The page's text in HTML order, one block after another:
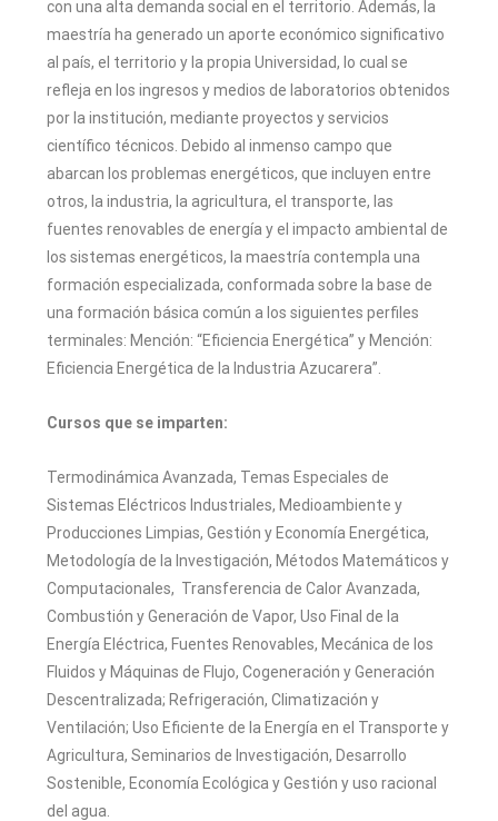
con una alta demanda social en el territorio. Además, la
maestría ha generado un aporte económico significativo
al país, el territorio y la propia Universidad, lo cual se
refleja en los ingresos y medios de laboratorios obtenidos
por la institución, mediante proyectos y servicios
científico técnicos. Debido al inmenso campo que
abarcan los problemas energéticos, que incluyen entre
otros, la industria, la agricultura, el transporte, las
fuentes renovables de energía y el impacto ambiental de
los sistemas energéticos, la maestría contempla una
formación especializada, conformada sobre la base de
una formación básica común a los siguientes perfiles
terminales: Mención: “Eficiencia Energética” y Mención:
Eficiencia Energética de la Industria Azucarera”.
Cursos que se imparten:
Termodinámica Avanzada, Temas Especiales de
Sistemas Eléctricos Industriales, Medioambiente y
Producciones Limpias, Gestión y Economía Energética,
Metodología de la Investigación, Métodos Matemáticos y
Computacionales, Transferencia de Calor Avanzada,
Combustión y Generación de Vapor, Uso Final de la
Energía Eléctrica, Fuentes Renovables, Mecánica de los
Fluidos y Máquinas de Flujo, Cogeneración y Generación
Descentralizada; Refrigeración, Climatización y
Ventilación; Uso Eficiente de la Energía en el Transporte y
Agricultura, Seminarios de Investigación, Desarrollo
Sostenible, Economía Ecológica y Gestión y uso racional
del agua.